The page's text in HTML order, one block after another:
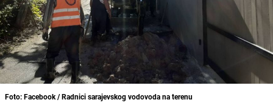
Foto: Facebook / Radnici sarajevskog vodovoda na terenu